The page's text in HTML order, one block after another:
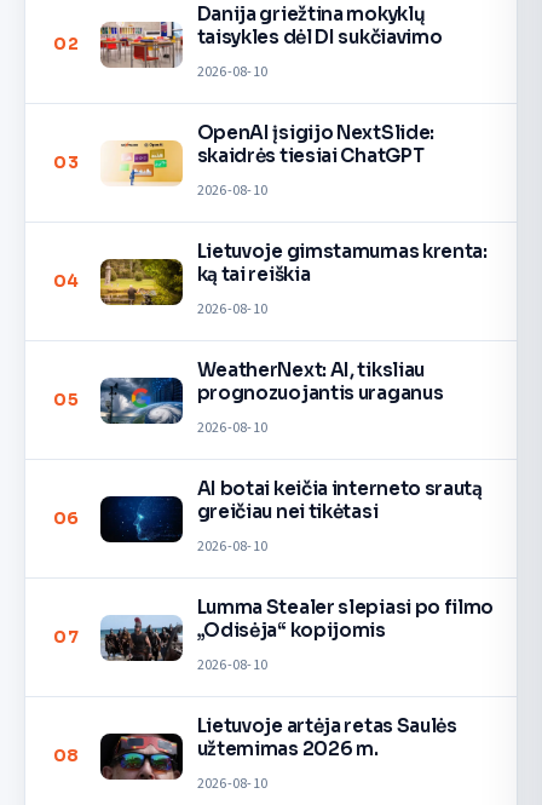
02
Danija griežtina mokyklų
taisykles dėl DI sukčiavimo
2026-08-10
03
OpenAI įsigijo NextSlide:
skaidrės tiesiai ChatGPT
2026-08-10
04
Lietuvoje gimstamumas krenta:
ką tai reiškia
2026-08-10
05
WeatherNext: AI, tiksliau
prognozuojantis uraganus
2026-08-10
06
AI botai keičia interneto srautą
greičiau nei tikėtasi
2026-08-10
07
Lumma Stealer slepiasi po filmo
„Odisėja“ kopijomis
2026-08-10
08
Lietuvoje artėja retas Saulės
užtemimas 2026 m.
2026-08-10